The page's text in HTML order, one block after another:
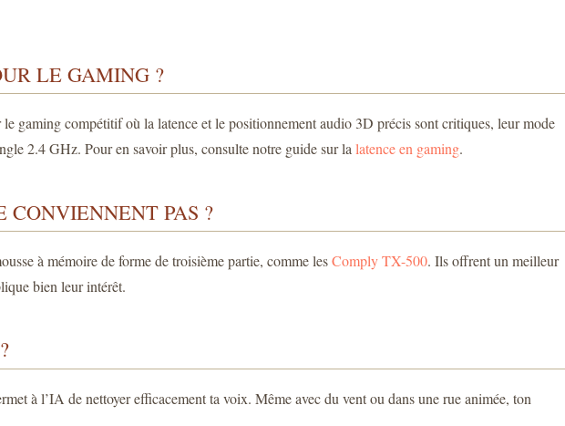
LE GAMING ?
gaming compétitif où la latence et le positionnement audio 3D précis sont critiques, leur mode
2.4 GHz. Pour en savoir plus, consulte notre guide sur la latence en gaming.
CONVIENNENT PAS ?
à mémoire de forme de troisième partie, comme lesComply TX-500. Ils offrent un meilleur
bien leur intérêt.
à l’IA de nettoyer efficacement ta voix. Même avec du vent ou dans une rue animée, ton